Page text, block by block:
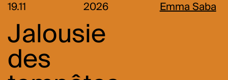
19.11 2026 Emma Saba
Jalousie
des